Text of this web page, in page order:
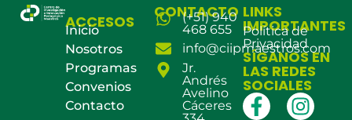
ACCESOS
Inicio
Nosotros
Programas
Convenios
Contacto
CONTACTO
(+51) 940
468 655
info@ciipmaestros.com
Jr.
Andrés
Avelino
Cáceres
LINKS
IMPORTANTES
Política de
Privacidad
SÍGANOS EN
LAS REDES
SOCIALES